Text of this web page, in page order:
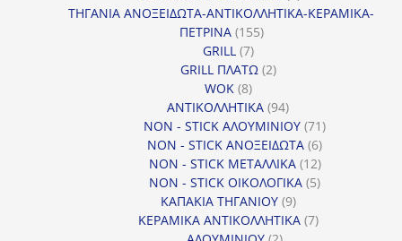
προϊόντα
ΤΗΓΑΝΙΑ ΑΝΟΞΕΙΔΩΤΑ-ΑΝΤΙΚΟΛΛΗΤΙΚΑ-ΚΕΡΑΜΙΚΑ-
ΠΕΤΡΙΝΑ 155155
GRILL 77
προϊόντα
GRILL ΠΛΑΤΩ 22
WOK 88
προϊόντα
ΑΝΤΙΚΟΛΛΗΤΙΚΑ 9494
προϊόντα
NON - STICK ΑΛΟΥΜΙΝΙΟΥ 7171
προϊόντα
NON - STICK ΑΝΟΞΕΙΔΩΤΑ 66
προϊόντα
NON - STICK ΜΕΤΑΛΛΙΚΑ 1212
προϊόντα
NON - STICK ΟΙΚΟΛΟΓΙΚΑ 55
ΚΑΠΑΚΙΑ ΤΗΓΑΝΙΟΥ 99
προϊόντα
ΚΕΡΑΜΙΚΑ ΑΝΤΙΚΟΛΛΗΤΙΚΑ 77